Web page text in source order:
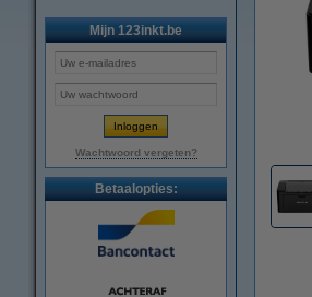
Mijn 123inkt.be
Wachtwoord vergeten?
Betaalopties: